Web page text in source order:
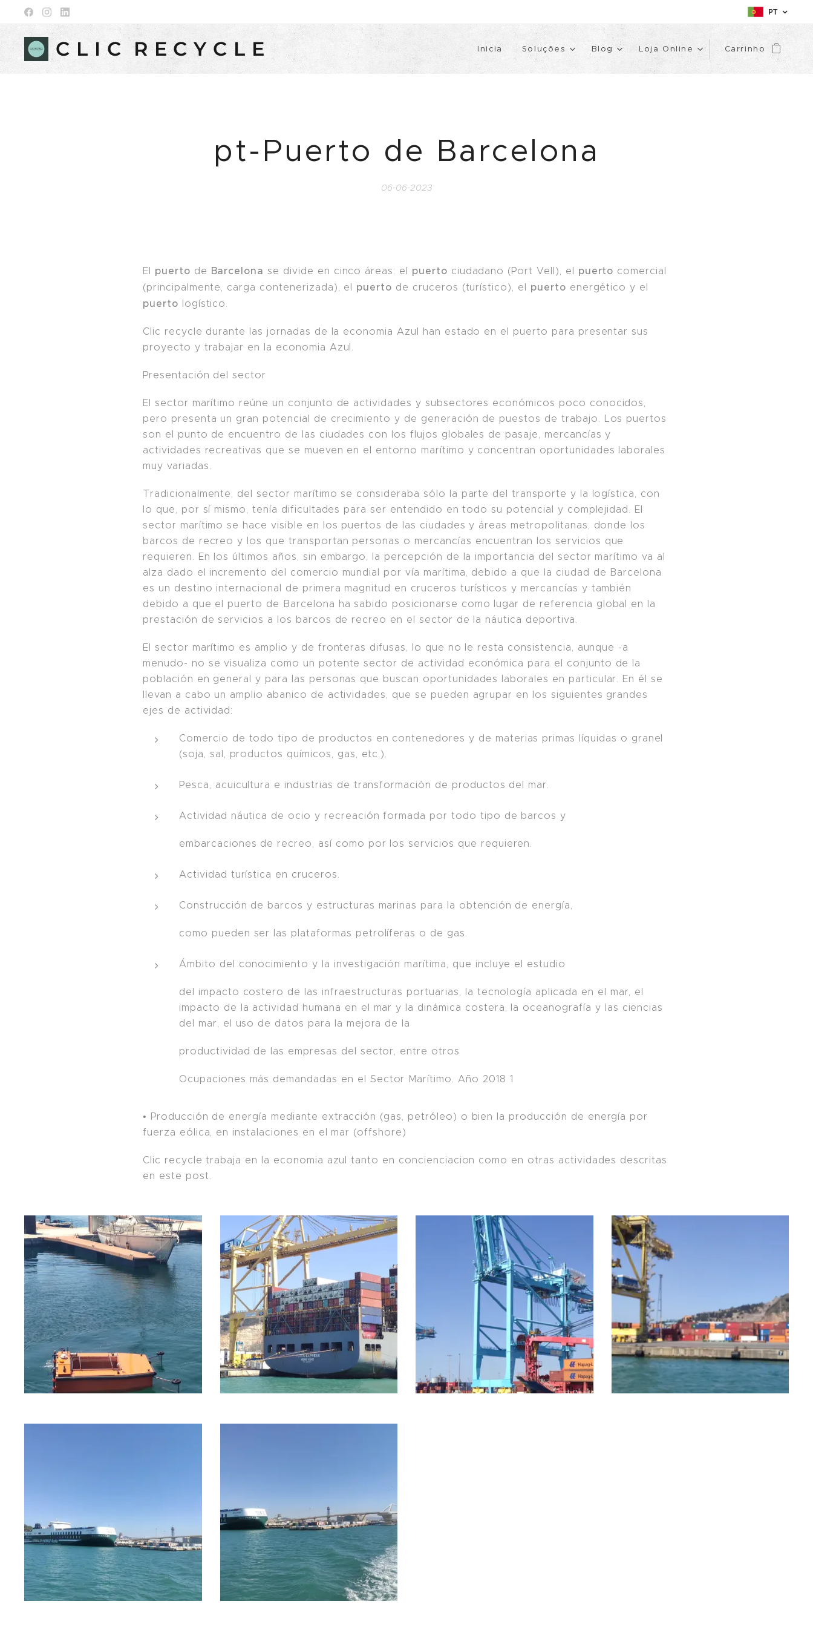
PT
C L I C R E C Y C L E Inicia Soluções Blog Loja Online Carrinho
pt-Puerto de Barcelona
06-06-2023
El puerto de Barcelona se divide en cinco áreas: el puerto ciudadano (Port Vell), el puerto comercial
(principalmente, carga contenerizada), el puerto de cruceros (turístico), el puerto energético y el
puerto logístico.
Clic recycle durante las jornadas de la economia Azul han estado en el puerto para presentar sus
proyecto y trabajar en la economia Azul.
Presentación del sector
El sector marítimo reúne un conjunto de actividades y subsectores económicos poco conocidos,
pero presenta un gran potencial de crecimiento y de generación de puestos de trabajo. Los puertos
son el punto de encuentro de las ciudades con los flujos globales de pasaje, mercancías y
actividades recreativas que se mueven en el entorno marítimo y concentran oportunidades laborales
muy variadas.
Tradicionalmente, del sector marítimo se consideraba sólo la parte del transporte y la logística, con
lo que, por sí mismo, tenía dificultades para ser entendido en todo su potencial y complejidad. El
sector marítimo se hace visible en los puertos de las ciudades y áreas metropolitanas, donde los
barcos de recreo y los que transportan personas o mercancías encuentran los servicios que
requieren. En los últimos años, sin embargo, la percepción de la importancia del sector marítimo va al
alza dado el incremento del comercio mundial por vía marítima, debido a que la ciudad de Barcelona
es un destino internacional de primera magnitud en cruceros turísticos y mercancías y también
debido a que el puerto de Barcelona ha sabido posicionarse como lugar de referencia global en la
prestación de servicios a los barcos de recreo en el sector de la náutica deportiva.
El sector marítimo es amplio y de fronteras difusas, lo que no le resta consistencia, aunque -a
menudo- no se visualiza como un potente sector de actividad económica para el conjunto de la
población en general y para las personas que buscan oportunidades laborales en particular. En él se
llevan a cabo un amplio abanico de actividades, que se pueden agrupar en los siguientes grandes
ejes de actividad:
Comercio de todo tipo de productos en contenedores y de materias primas líquidas o granel
(soja, sal, productos químicos, gas, etc.).
Pesca, acuicultura e industrias de transformación de productos del mar.
Actividad náutica de ocio y recreación formada por todo tipo de barcos y
embarcaciones de recreo, así como por los servicios que requieren.
Actividad turística en cruceros.
Construcción de barcos y estructuras marinas para la obtención de energía,
como pueden ser las plataformas petrolíferas o de gas.
Ámbito del conocimiento y la investigación marítima, que incluye el estudio
del impacto costero de las infraestructuras portuarias, la tecnología aplicada en el mar, el
impacto de la actividad humana en el mar y la dinámica costera, la oceanografía y las ciencias
del mar, el uso de datos para la mejora de la
productividad de las empresas del sector, entre otros
Ocupaciones más demandadas en el Sector Marítimo. Año 2018 1
• Producción de energía mediante extracción (gas, petróleo) o bien la producción de energía por
fuerza eólica, en instalaciones en el mar (offshore)
Clic recycle trabaja en la economia azul tanto en concienciacion como en otras actividades descritas
en este post.